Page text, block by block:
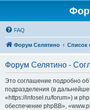
FAQ
Форум Селятино Список
Форум Селятино -
Это соглашение подробно
подразделения (в
«https://infosel.ru/forum») и
обеспечение phpBB»,